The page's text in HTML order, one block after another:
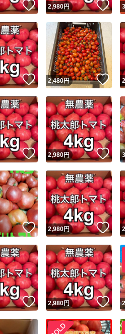
いいね！
2,980円 い
いいね！
2,480円 い
いいね！
2,980円 い
いいね！
2,980円 い
いいね！
2,980円 い